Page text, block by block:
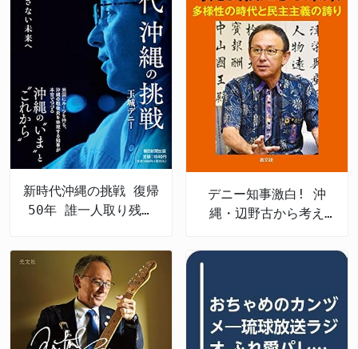
新時代沖縄の挑戦 復帰
50年 誰一人取り残さ
デニー知事激白! 沖
縄・辺野古から考え